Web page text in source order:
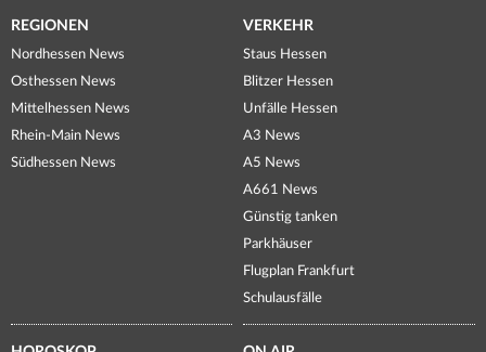
REGIONEN
Nordhessen News
Osthessen News
Mittelhessen News
Rhein-Main News
Südhessen News
VERKEHR
Staus Hessen
Blitzer Hessen
Unfälle Hessen
A3 News
A5 News
A661 News
Günstig tanken
Parkhäuser
Flugplan Frankfurt
Schulausfälle